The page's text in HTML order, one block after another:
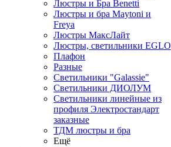
Люстры и Бра Benetti
Люстры и бра Maytoni и
Freya
Люстры МаксЛайт
Люстры, светильники EGLO
Плафон
Разные
Светильники "Galassie"
Светильники ДИОЛУМ
Светильники линейные из
профиля Электростандарт
заказные
ТДМ люстры и бра
Ещё